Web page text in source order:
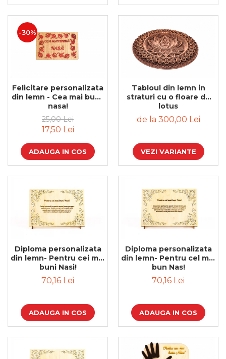
Bijuterii
CERCEI ZAMAC
Ateliere - planse cu nisip colorat
-30%
Felicitare personalizata
din lemn - Cea mai buna
nasa!
25,00 Lei
17,50 Lei
ADAUGA IN COS
Tabloul din lemn in
straturi cu o floare de
lotus
de la 300,00 Lei
VEZI VARIANTE
Diploma personalizata
din lemn- Pentru cei mai
buni Nasi!
70,16 Lei
ADAUGA IN COS
Diploma personalizata
din lemn- Pentru cel mai
bun Nas!
70,16 Lei
ADAUGA IN COS